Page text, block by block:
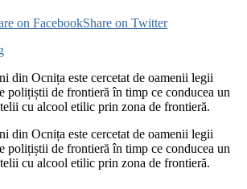
on FacebookShare on Twitter
din Ocnița este cercetat de oamenii legii
polițiștii de frontieră în timp ce conducea un
cu alcool etilic prin zona de frontieră.
din Ocnița este cercetat de oamenii legii
polițiștii de frontieră în timp ce conducea un
cu alcool etilic prin zona de frontieră.